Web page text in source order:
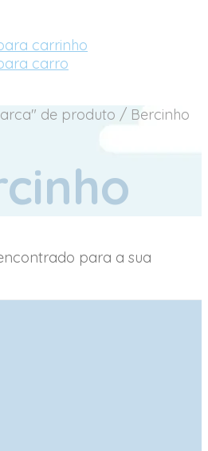
carrinho
carro
de produto / Bercinho
para a sua